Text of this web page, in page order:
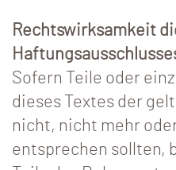
Rechtswirksamkeit
Sofern Teile oder
dieses Textes der
nicht, nicht mehr
entsprechen sollten,